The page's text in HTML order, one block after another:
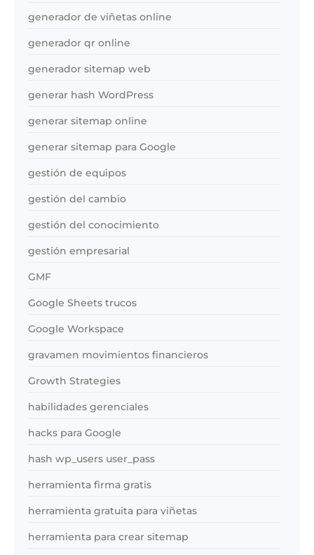
generador de viñetas online
generador qr online
generador sitemap web
generar hash WordPress
generar sitemap online
generar sitemap para Google
gestión de equipos
gestión del cambio
gestión del conocimiento
gestión empresarial
GMF
Google Sheets trucos
Google Workspace
gravamen movimientos financieros
Growth Strategies
habilidades gerenciales
hacks para Google
hash wp_users user_pass
herramienta firma gratis
herramienta gratuita para viñetas
herramienta para crear sitemap